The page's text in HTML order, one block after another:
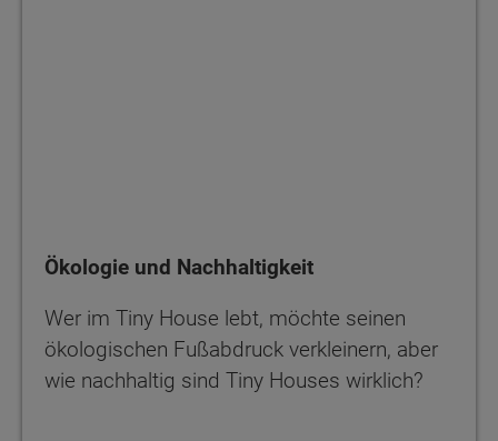
Ökologie und Nachhaltigkeit
Wer im Tiny House lebt, möchte seinen
ökologischen Fußabdruck verkleinern, aber
wie nachhaltig sind Tiny Houses wirklich?